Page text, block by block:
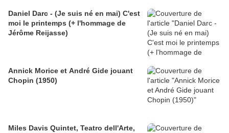
Daniel Darc - (Je suis né en mai) C'est
moi le printemps (+ l'hommage de
Jérôme Reijasse)
Annick Morice et André Gide jouant
Chopin (1950)
Miles Davis Quintet, Teatro dell'Arte,